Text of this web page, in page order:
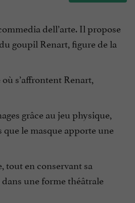
dell’arte. Il propose
goupil Renart, figure de la
s’affrontent Renart,
grâce au jeu physique,
le masque apporte une
tout en conservant sa
une forme théâtrale